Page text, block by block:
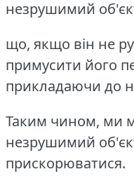
незрушимий
що, якщо він не
примусити його
прикладаючи до
Таким чином, ми
незрушимий
прискорюватися.